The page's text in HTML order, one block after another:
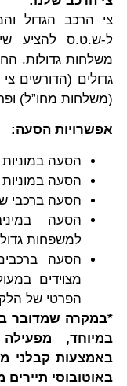
צי הרכב הגדול
ל-ש.ט.ס להציע
משלחות גדולות.
גדולים (הדורשים
(משלחות מחו”ל)
אפשרויות הסעה:
הסעה
הסעה
הסעה ברכבי
הסעה
למשפחות
הסעה
מצוידים
הפרטי של
*במקרה שמדובר
במיוחד,
באמצעות קבלני
באוטובוסי תיירים